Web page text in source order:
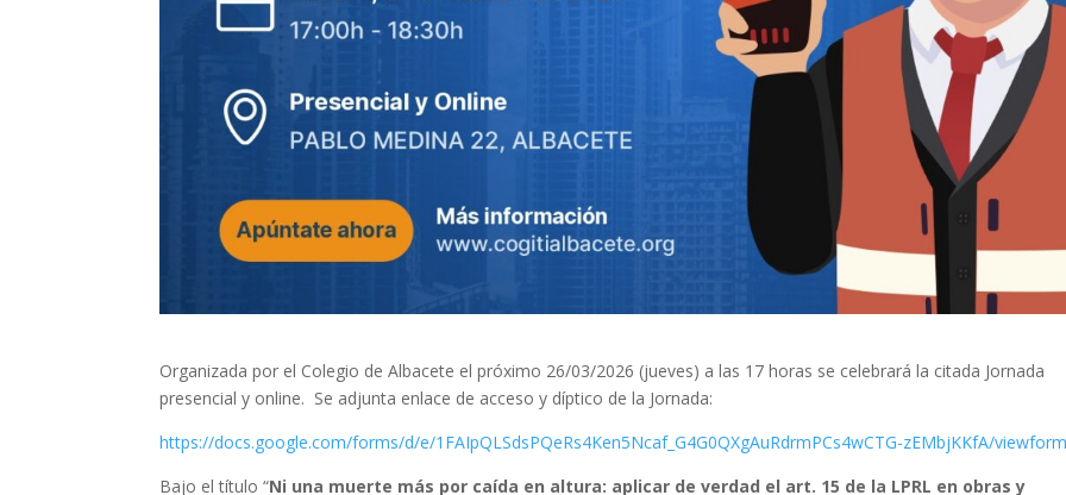
Organizada por el Colegio de Albacete el próximo 26/03/2026 (jueves) a las 17 horas se celebrará la citada Jornada
presencial y online. Se adjunta enlace de acceso y díptico de la Jornada:
https://docs.google.com/forms/d/e/1FAIpQLSdsPQeRs4Ken5Ncaf_G4G0QXgAuRdrmPCs4wCTG-zEMbjKKfA/
Bajo el título “Ni una muerte más por caída en altura: aplicar de verdad el art. 15 de la LPRL en obras y